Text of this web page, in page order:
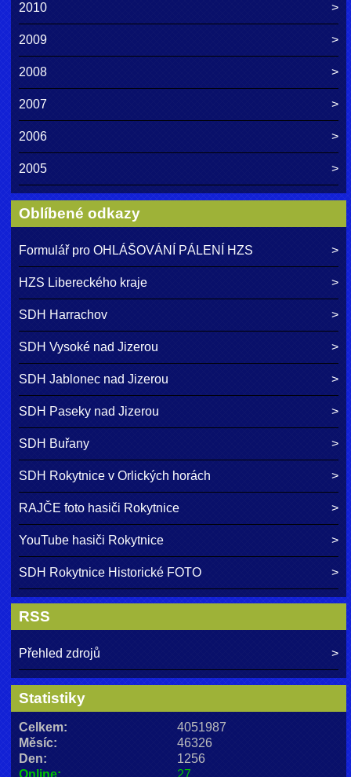
2010
2009
2008
2007
2006
2005
Oblíbené odkazy
Formulář pro OHLÁŠOVÁNÍ PÁLENÍ HZS
HZS Libereckého kraje
SDH Harrachov
SDH Vysoké nad Jizerou
SDH Jablonec nad Jizerou
SDH Paseky nad Jizerou
SDH Buřany
SDH Rokytnice v Orlických horách
RAJČE foto hasiči Rokytnice
YouTube hasiči Rokytnice
SDH Rokytnice Historické FOTO
RSS
Přehled zdrojů
Statistiky
Online: 27
Celkem:
4051987
Měsíc:
46326
Den:
1256